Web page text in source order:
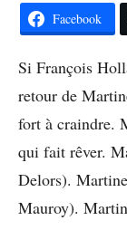
Facebook
Si François
retour de
fort à craindre.
qui fait rêver.
Delors).
Mauroy).